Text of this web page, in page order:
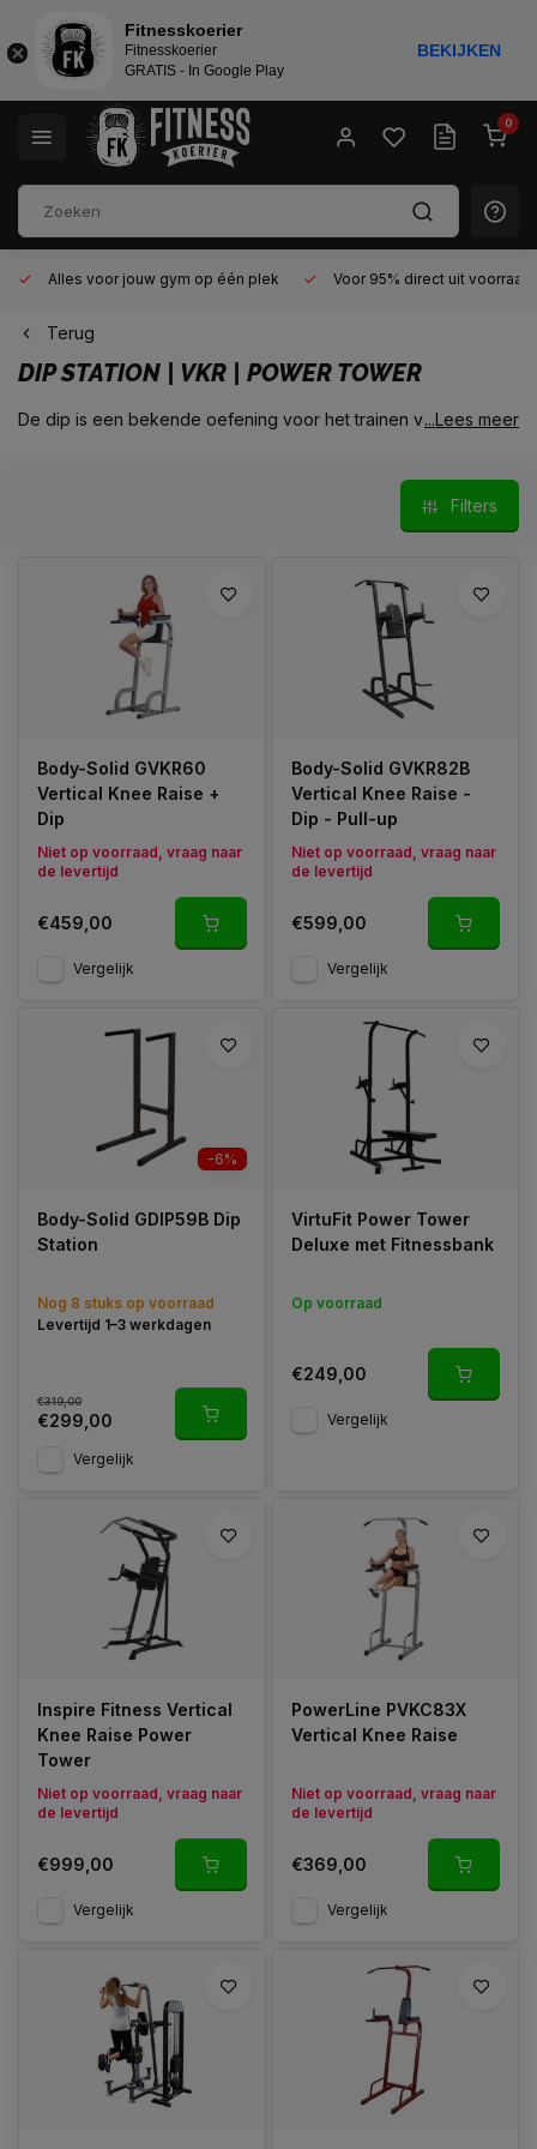
0
Alles voor jouw gym op één plek Voor 95% direct uit
Terug
DIP STATION | VKR | POWER TOWER
De dip is een bekende oefening voor het trainen van de borst
waarmee je enkel de dips kunt uitvoeren. Maar is het dan niet
slimmer om voor een apparaat te gaan welke ook vertical
knee raises voor de buikspieren en pull-ups voor de rug en
...Lees meer
Filters
Body-Solid GVKR60
Vertical Knee Raise +
Dip
Niet op voorraad, vraag naar
de levertijd
€459,00
Vergelijk
Body-Solid GVKR82B
Vertical Knee Raise -
Dip - Pull-up
Niet op voorraad, vraag naar
de levertijd
€599,00
Vergelijk
-6%
Body-Solid GDIP59B Dip
Station
Nog 8 stuks op voorraad
Levertijd 1–3 werkdagen
€319,00
€299,00
Vergelijk
VirtuFit Power Tower
Deluxe met Fitnessbank
Op voorraad
€249,00
Vergelijk
Inspire Fitness Vertical
Knee Raise Power
Tower
Niet op voorraad, vraag naar
de levertijd
€999,00
Vergelijk
PowerLine PVKC83X
Vertical Knee Raise
Niet op voorraad, vraag naar
de levertijd
€369,00
Vergelijk
Fitnesskoerier
Fitnesskoerier
GRATIS - In Google Play
BEKIJKEN